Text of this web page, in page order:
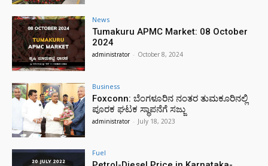
News
Tumakuru APMC Market: 08 October
2024
administrator - October 8, 2024
Business
Foxconn: ಬೆಂಗಳೂರಿನ ನಂತರ ತುಮಕೂರಿನಲ್ಲಿ
ಪೂರಕ ಘಟಕ ಸ್ಥಾಪನೆಗೆ ಸಜ್ಜು
administrator - July 18, 2023
Fuel